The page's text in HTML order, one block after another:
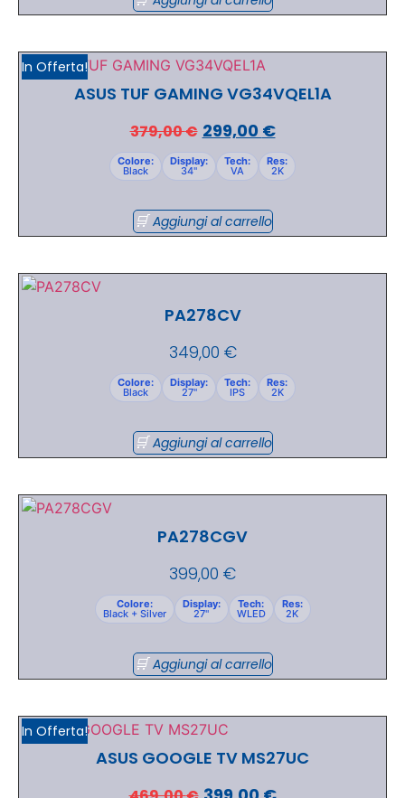
In Offerta!
ASUS TUF GAMING VG34VQEL1A
379,00€ 299,00 €
Colore:
Black
Display:
34"
Tech:
VA
Res:
2K
Aggiungi al carrello
PA278CV
349,00 €
Colore:
Black
Display:
27"
Tech:
IPS
Res:
2K
Aggiungi al carrello
PA278CGV
399,00 €
Colore:
Black + Silver
Display:
27"
Tech:
WLED
Res:
2K
Aggiungi al carrello
In Offerta!
ASUS GOOGLE TV MS27UC